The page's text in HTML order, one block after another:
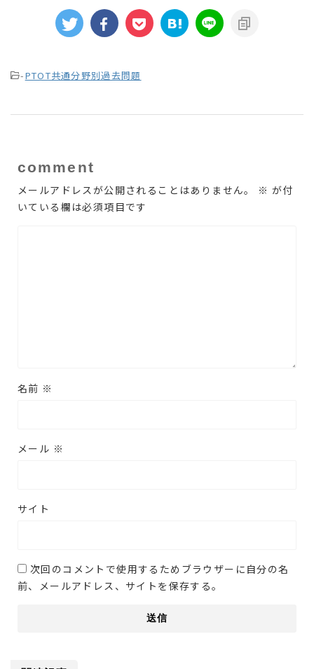
-PTOT共通分野別過去問題
comment
メールアドレスが公開されることはありません。 ※ が付
いている欄は必須項目です
名前 ※
メール ※
サイト
次回のコメントで使用するためブラウザーに自分の名
前、メールアドレス、サイトを保存する。